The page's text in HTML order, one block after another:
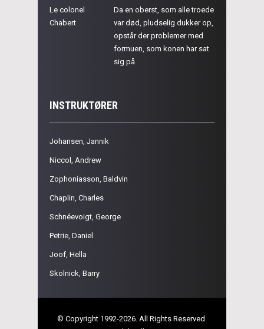
Le colonel
Chabert
Da en oberst, som alle troede
var død, pludselig dukker op,
opstår der problemer med
formuen, som konen har sat
sig på.
INSTRUKTØRER
Johansen, Jannik
Niccol, Andrew
Zophoníasson, Baldvin
Chaplin, Charles
Schnéevoigt, George
Petrie, Daniel
Joof, Hella
Skolnick, Barry
© Copyright 1992-2026. All Rights Reserved.